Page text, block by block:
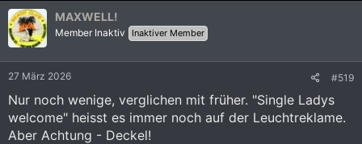
n
e
n
:
MAXWELL!
Member Inaktiv Inaktiver Member
27 März 2026 #519
Nur noch wenige, verglichen mit früher. "Single Ladys
welcome" heisst es immer noch auf der Leuchtreklame.
Aber Achtung - Deckel!